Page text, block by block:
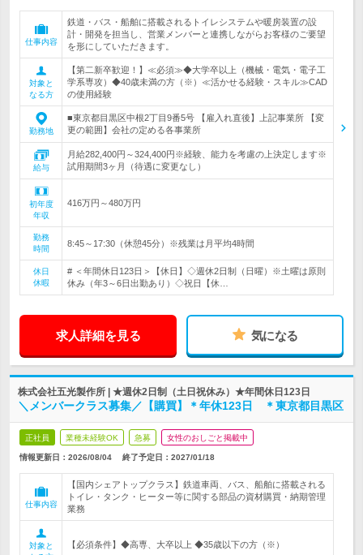
仕事内容
鉄道・バス・船舶に搭載されるトイレシステムや暖房装置の設
計・開発を担当し、営業メンバーと連携しながらお客様のご要望
を形にしていただきます。
対象と
なる方
【第二新卒歓迎！】≪必須≫◆大学卒以上（機械・電気・電子工
学系専攻）◆40歳未満の方（※）≪活かせる経験・スキル≫CAD
の使用経験
勤務地
■東京都目黒区中根2丁目9番5号 【雇入れ直後】上記事業所 【変
更の範囲】会社の定める各事業所
給与
月給282,400円～324,400円※経験、能力を考慮の上決定します※
試用期間3ヶ月（待遇に変更なし）
初年度
年収
416万円～480万円
勤務
時間
8:45～17:30（休憩45分）※残業は月平均4時間
休日
休暇
# ＜年間休日123日＞【休日】◇週休2日制（日曜）※土曜は原則
休み（年3～6日出勤あり）◇祝日【休…
求人詳細を見る 気になる
株式会社五光製作所 | ★週休2日制（土日祝休み）★年間休日123日
＼メンバークラス募集／【購買】＊年休123日 ＊東京都目黒区
正社員 業種未経験OK 急募 女性のおしごと掲載中
情報更新日：2026/08/04 終了予定日： 2027/01/18
仕事内容
【国内シェアトップクラス】鉄道車両、バス、船舶に搭載される
トイレ・タンク・ヒーター等に関する部品の資材購買・納期管理
業務
対象と
【必須条件】◆高専、大卒以上 ◆35歳以下の方（※）